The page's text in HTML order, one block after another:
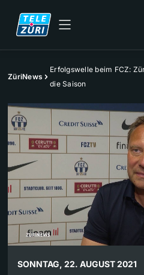
ZüriNews
Erfolgswelle beim FCZ:
die Saison
SONNTAG, 22. AUGUST 2021